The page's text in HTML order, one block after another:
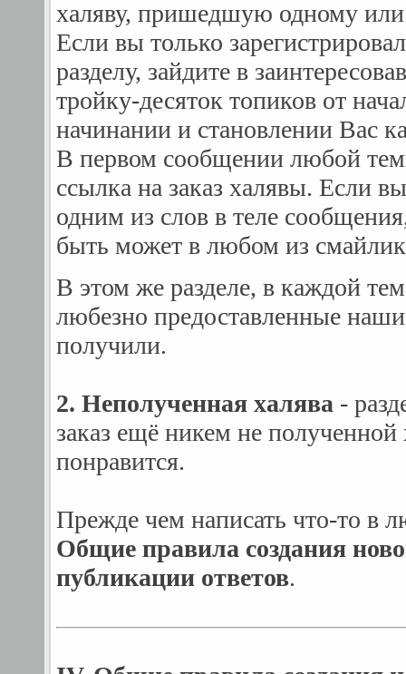
халяву, пришедшую одному или
Если вы только
разделу, зайдите в
тройку-десяток топиков от
начинании и становлении Вас
В первом сообщении любой
ссылка на заказ халявы. Если
одним из слов в теле
быть может в любом из
В этом же разделе, в каждой
любезно предоставленные
получили.
2. Неполученная халява -
заказ ещё никем не полученной
понравится.
Прежде чем написать что-то в
Общие правила создания
публикации ответов.